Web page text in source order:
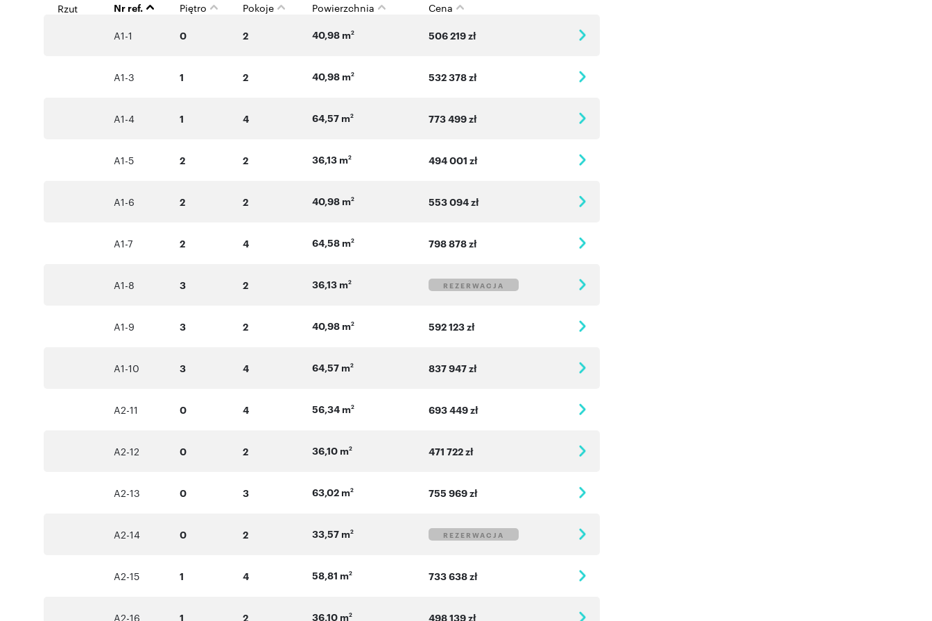
Rzut Nr ref. Piętro Pokoje Powierzchnia
Cena
A1-1
0 2 40,98 m2 506 219 zł
A1-3 1 2 40,98 m2 532 378 zł
A1-4 1 4 64,57 m2 773 499 zł
A1-5 2 2 36,13 m2 494 001 zł
A1-6 2 2 40,98 m2 553 094 zł
A1-7 2 4 64,58 m2 798 878 zł
A1-8 3 2 36,13 m2 REZERWACJA
A1-9 3 2 40,98 m2 592 123 zł
A1-10 3 4 64,57 m2 837 947 zł
A2-11 0 4 56,34 m2 693 449 zł
A2-12 0 2 36,10 m2 471 722 zł
A2-13 0 3 63,02 m2 755 969 zł
A2-14 0 2 33,57 m2 REZERWACJA
A2-15 1 4 58,81 m2 733 638 zł
A2-16 1 2 36,10 m2 498 139 zł